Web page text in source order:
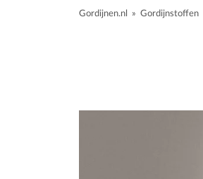
Gordijnen.nl » Gordijnstoffen